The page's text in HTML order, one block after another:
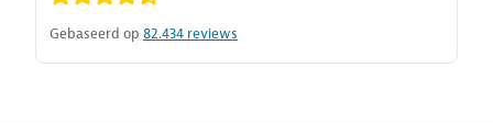
Gebaseerd op 82.434 reviews